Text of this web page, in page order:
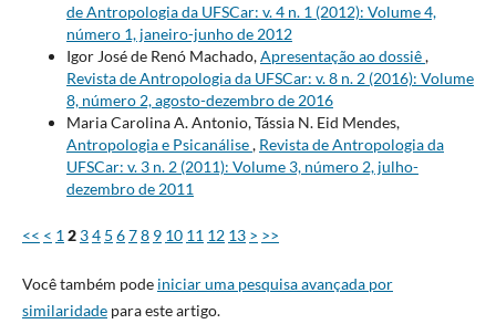
de Antropologia da UFSCar: v. 4 n. 1 (2012): Volume 4,
número 1, janeiro-junho de 2012
Igor José de Renó Machado,Apresentação ao dossiê,
Revista de Antropologia da UFSCar: v. 8 n. 2 (2016): Volume
8, número 2, agosto-dezembro de 2016
Maria Carolina A. Antonio, Tássia N. Eid Mendes,
Antropologia e Psicanálise, Revista de Antropologia da
UFSCar: v. 3 n. 2 (2011): Volume 3, número 2, julho-
dezembro de 2011
<< < 1 2 34 5 678 9 10 11 12 13 > >>
Você também pode iniciar uma pesquisa avançada por
similaridadepara este artigo.